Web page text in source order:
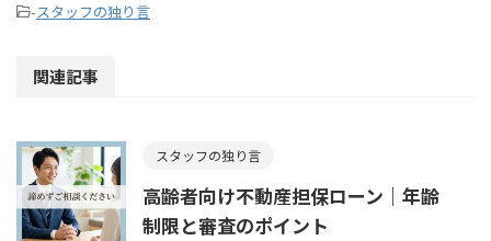
-スタッフの独り言
関連記事
スタッフの独り言
高齢者向け不動産担保ローン｜年齢
制限と審査のポイント